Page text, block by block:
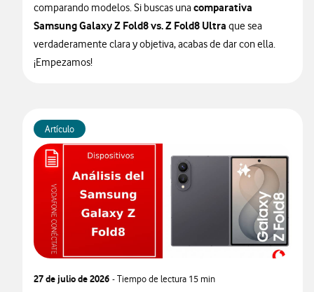
comparando modelos. Si buscas unacomparativa
Samsung Galaxy Z Fold8 vs. Z Fold8 Ultra que sea
verdaderamente clara y objetiva, acabas de dar con ella.
¡Empezamos!
Artículo
27 de julio de 2026 - Tiempo de lectura 15 min